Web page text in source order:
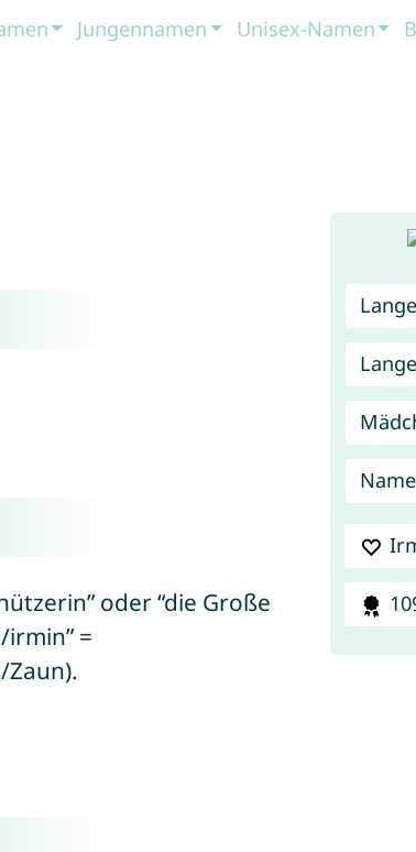
Jungennamen Unisex-Namen
oder “die Große
=
Zaun).